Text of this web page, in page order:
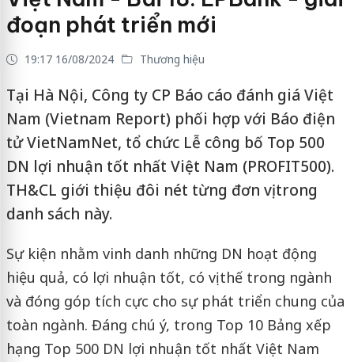
đoạn phát triển mới
19:17 16/08/2024 Thương hiệu
Tại Hà Nội, Công ty CP Báo cáo đánh giá Việt
Nam (Vietnam Report) phối hợp với Báo điện
tử VietNamNet, tổ chức Lễ công bố Top 500
DN lợi nhuận tốt nhất Việt Nam (PROFIT500).
TH&CL giới thiệu đôi nét từng đơn vị trong
danh sách này.
Sự kiện nhằm vinh danh những DN hoạt động
hiệu quả, có lợi nhuận tốt, có vị thế trong ngành
và đóng góp tích cực cho sự phát triển chung của
toàn ngành. Đáng chú ý, trong Top 10 Bảng xếp
hạng Top 500 DN lợi nhuận tốt nhất Việt Nam